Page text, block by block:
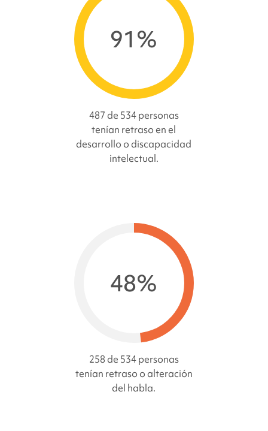
91%
487 de 534 personas
tenían retraso en el
desarrollo o discapacidad
intelectual.
48%
258 de 534 personas
tenían retraso o alteración
del habla.